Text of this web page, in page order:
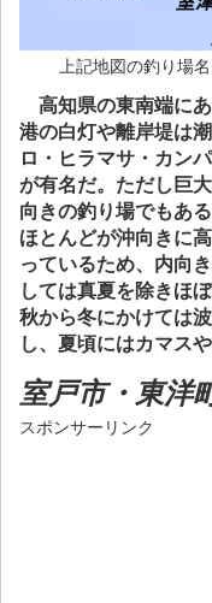
上記地図の釣り場
高知県の東南端に
港の白灯や離岸堤は
ロ・ヒラマサ・カン
が有名だ。ただし巨
向きの釣り場でもあ
ほとんどが沖向きに
っているため、内向
しては真夏を除きほ
秋から冬にかけては
し、夏頃にはカマス
室戸市・東洋
スポンサーリンク